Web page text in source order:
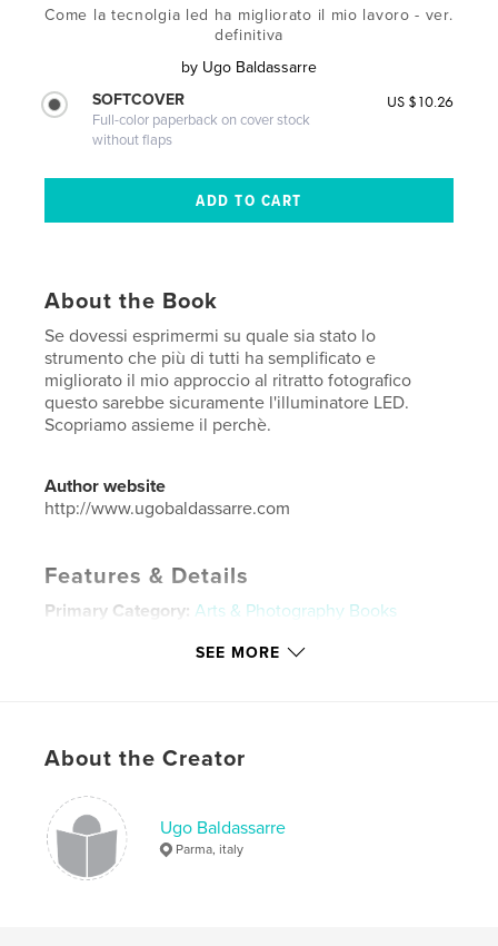
Come la tecnolgia led ha migliorato il mio lavoro - ver.
definitiva
by Ugo Baldassarre
SOFTCOVER
Full-color paperback on cover stock
without flaps
US $10.26
About the Book
Se dovessi esprimermi su quale sia stato lo
strumento che più di tutti ha semplificato e
migliorato il mio approccio al ritratto fotografico
questo sarebbe sicuramente l'illuminatore LED.
Scopriamo assieme il perchè.
Author website
http://www.ugobaldassarre.com
Features & Details
Primary Category: Arts & Photography Books
Additional Categories Fine Art Photography
ISBN
Publish Date:
Language Italian
Keywords
SEE MORE
About the Creator
Ugo Baldassarre
Parma, italy